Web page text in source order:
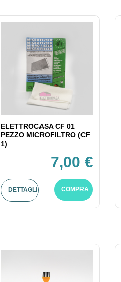
ELETTROCASA CF 01
PEZZO MICROFILTRO (CF
1)
7,00 €
DETTAGLI COMPRA